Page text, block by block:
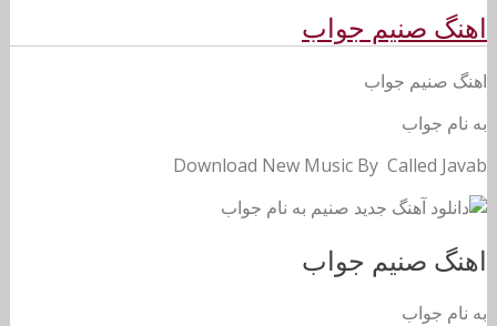
اهنگ صنیم جواب
اهنگ صنیم جواب
به نام جواب
Download New Music By Called Javab
اهنگ صنیم جواب
به نام جواب